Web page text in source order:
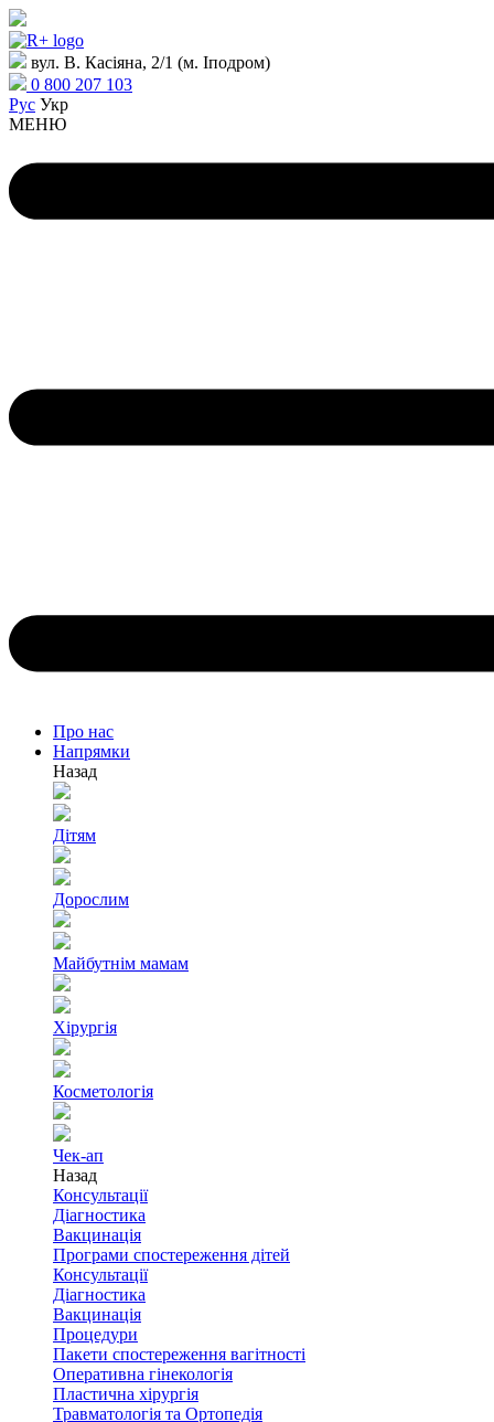
вул. В. Касіяна, 2/1 (м. Іподром)
0 800 207 103
Рус Укр
МЕНЮ
Про нас
Напрямки
Назад
Дітям
Дорослим
Майбутнім мамам
Хірургія
Косметологія
Чек-ап
Назад
Консультації
Діагностика
Вакцинація
Програми спостереження дітей
Консультації
Діагностика
Вакцинація
Процедури
Пакети спостереження вагітності
Оперативна гінекологія
Пластична хірургія
Травматологія та Ортопедія